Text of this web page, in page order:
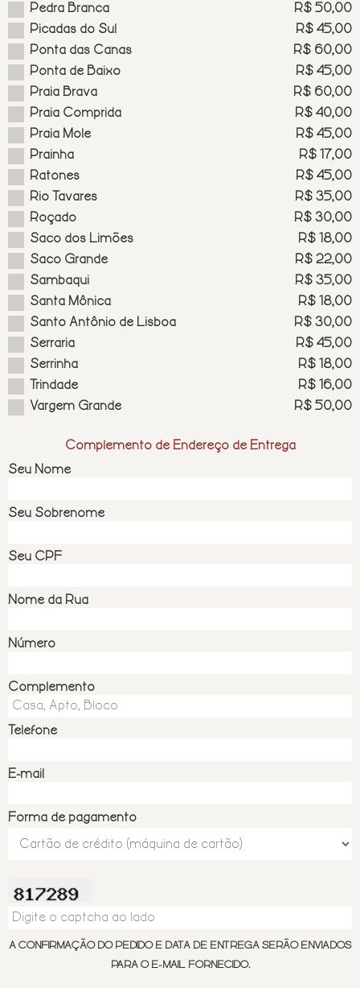
Pedra Branca
R$ 50,00
Picadas do Sul
R$ 45,00
Ponta das Canas
R$ 60,00
Ponta de Baixo
R$ 45,00
Praia Brava
R$ 60,00
Praia Comprida
R$ 40,00
Praia Mole
R$ 45,00
Prainha
R$ 17,00
Ratones
R$ 45,00
Rio Tavares
R$ 35,00
Roçado
R$ 30,00
Saco dos Limões
R$ 18,00
Saco Grande
R$ 22,00
Sambaqui
R$ 35,00
Santa Mônica
R$ 18,00
Santo Antônio de Lisboa
R$ 30,00
Serraria
R$ 45,00
Serrinha
R$ 18,00
Trindade
R$ 16,00
Vargem Grande
R$ 50,00
Complemento de Endereço de Entrega
Seu Nome
Seu Sobrenome
Seu CPF
Nome da Rua
Número
Complemento
Telefone
E-mail
Forma de pagamento
A CONFIRMAÇÃO DO PEDIDO E DATA DE ENTREGA SERÃO ENVIADOS
PARA O E-MAIL FORNECIDO.